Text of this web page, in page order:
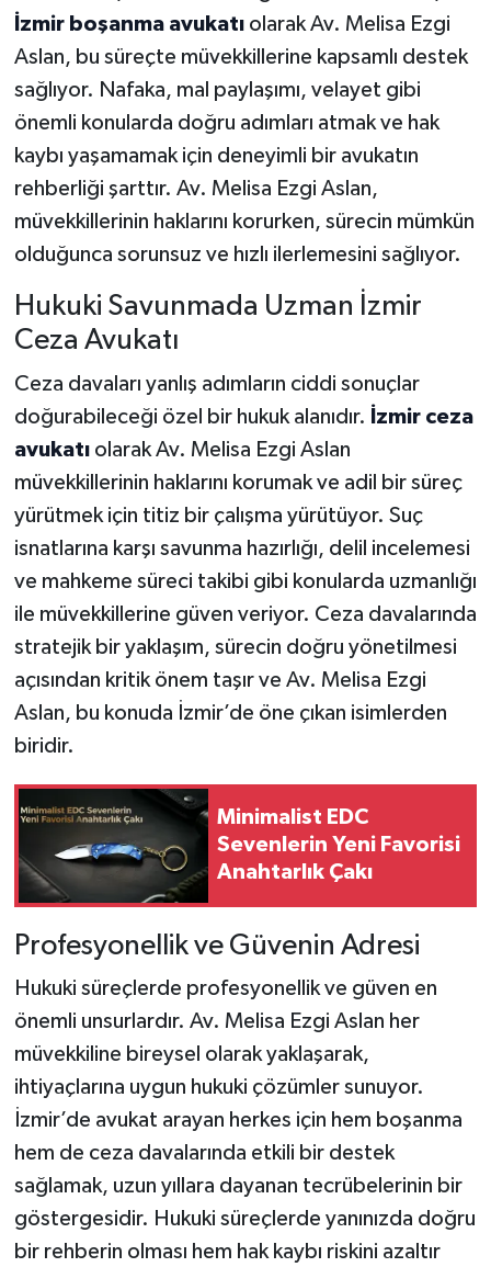
İzmir boşanma avukatıolarak Av. Melisa Ezgi
Aslan, bu süreçte müvekkillerine kapsamlı destek
sağlıyor. Nafaka, mal paylaşımı, velayet gibi
önemli konularda doğru adımları atmak ve hak
kaybı yaşamamak için deneyimli bir avukatın
rehberliği şarttır. Av. Melisa Ezgi Aslan,
müvekkillerinin haklarını korurken, sürecin mümkün
olduğunca sorunsuz ve hızlı ilerlemesini sağlıyor.
Hukuki Savunmada Uzman İzmir
Ceza Avukatı
Ceza davaları yanlış adımların ciddi sonuçlar
doğurabileceği özel bir hukuk alanıdır. İzmir ceza
avukatıolarak Av. Melisa Ezgi Aslan
müvekkillerinin haklarını korumak ve adil bir süreç
yürütmek için titiz bir çalışma yürütüyor. Suç
isnatlarına karşı savunma hazırlığı, delil incelemesi
ve mahkeme süreci takibi gibi konularda uzmanlığı
ile müvekkillerine güven veriyor. Ceza davalarında
stratejik bir yaklaşım, sürecin doğru yönetilmesi
açısından kritik önem taşır ve Av. Melisa Ezgi
Aslan, bu konuda İzmir’de öne çıkan isimlerden
biridir.
Minimalist EDC
Sevenlerin Yeni Favorisi
Anahtarlık Çakı
Profesyonellik ve Güvenin Adresi
Hukuki süreçlerde profesyonellik ve güven en
önemli unsurlardır. Av. Melisa Ezgi Aslan her
müvekkiline bireysel olarak yaklaşarak,
ihtiyaçlarına uygun hukuki çözümler sunuyor.
İzmir’de avukat arayan herkes için hem boşanma
hem de ceza davalarında etkili bir destek
sağlamak, uzun yıllara dayanan tecrübelerinin bir
göstergesidir. Hukuki süreçlerde yanınızda doğru
bir rehberin olması hem hak kaybı riskini azaltır